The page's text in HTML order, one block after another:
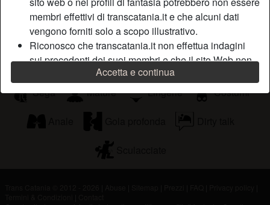
membri effettivi di transcatania.it e che alcuni dati
vengono forniti solo a scopo illustrativo.
Riconosco che transcatania.it non effettua indagini
sui precedenti dei suoi membri e che il sito Web non
tenta altrimenti di verificare l'esattezza delle
Accetta e continua
Tags
Pompini Orali Roleplay
Romantico Guardare porno Sex toys
Sega Mature Lingerie Costumi